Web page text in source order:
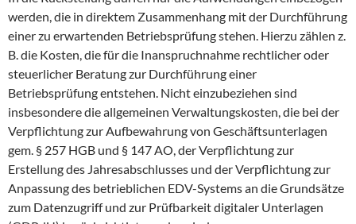
werden, die in direktem Zusammenhang mit der Durchführung
einer zu erwartenden Betriebsprüfung stehen. Hierzu zählen z.
B. die Kosten, die für die Inanspruchnahme rechtlicher oder
steuerlicher Beratung zur Durchführung einer
Betriebsprüfung entstehen. Nicht einzubeziehen sind
insbesondere die allgemeinen Verwaltungskosten, die bei der
Verpflichtung zur Aufbewahrung von Geschäftsunterlagen
gem. § 257 HGB und § 147 AO, der Verpflichtung zur
Erstellung des Jahresabschlusses und der Verpflichtung zur
Anpassung des betrieblichen EDV-Systems an die Grundsätze
zum Datenzugriff und zur Prüfbarkeit digitaler Unterlagen